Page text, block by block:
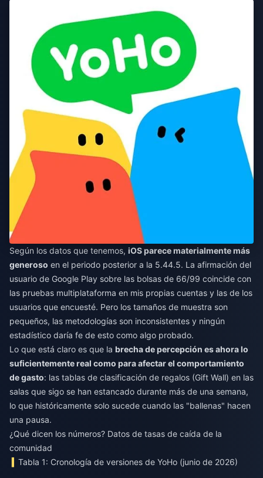
Según los datos que tenemos, iOS parece materialmente más
generoso en el periodo posterior a la 5.44.5. La afirmación del
usuario de Google Play sobre las bolsas de 66/99 coincide con
las pruebas multiplataforma en mis propias cuentas y las de los
usuarios que encuesté. Pero los tamaños de muestra son
pequeños, las metodologías son inconsistentes y ningún
estadístico daría fe de esto como algo probado.
Lo que está claro es que la brecha de percepción es ahora lo
suficientemente real como para afectar el comportamiento
de gasto: las tablas de clasificación de regalos (Gift Wall) en las
salas que sigo se han estancado durante más de una semana,
lo que históricamente solo sucede cuando las "ballenas" hacen
una pausa.
¿Qué dicen los números? Datos de tasas de caída de la
comunidad
Tabla 1: Cronología de versiones de YoHo (junio de 2026)